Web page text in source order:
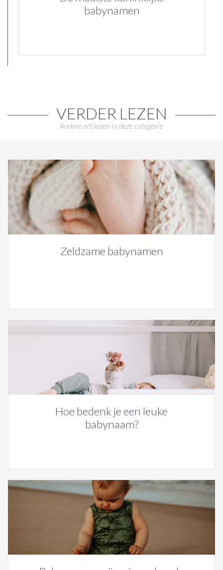
babynamen
VERDER LEZEN
Andere artikelen in deze categorie
Zeldzame babynamen
Hoe bedenk je een leuke
babynaam?